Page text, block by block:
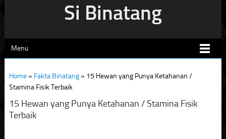
Si Binatang
Menu
Home» Fakta Binatang» 15 Hewan yang Punya Ketahanan /
Stamina Fisik Terbaik
15 Hewan yang Punya Ketahanan / Stamina Fisik
Terbaik